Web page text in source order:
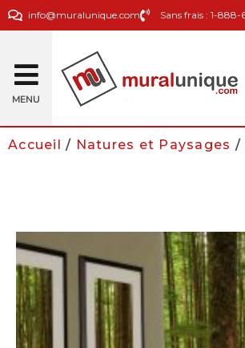
info@muralunique.com Sans frais : 1-888-
MENU
Accueil / Natures et Paysages /